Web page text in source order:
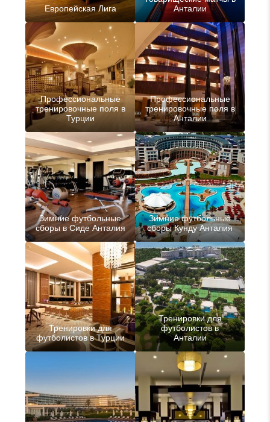
Европейская Лига
Анталии
Профессиональные
тренировочные поля в
Турции
Профессиональные
тренировочные поля в
Анталии
Зимние футбольные
сборы в Сиде Анталия
Зимние футбольные
сборы Кунду Анталия
Тренировки для
футболистов в Турции
Тренировки для
футболистов в
Анталии